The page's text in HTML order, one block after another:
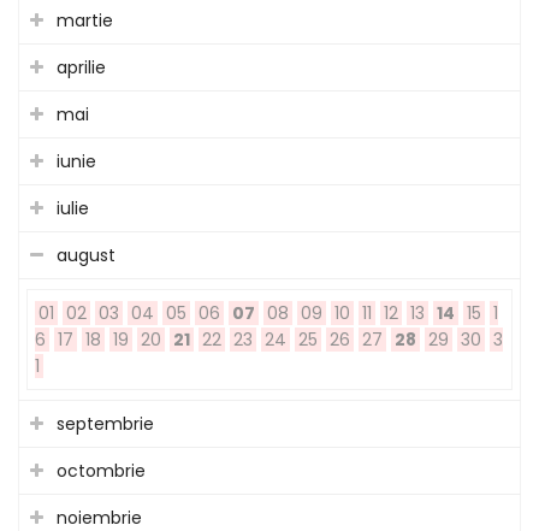
martie
aprilie
mai
iunie
iulie
august
01 02 03 04 05 06 07 08 09 10 11 12 13 14 15 1
6 17 18 19 20 21 22 23 24 25 26 27 28 29 30 3
1
septembrie
octombrie
noiembrie